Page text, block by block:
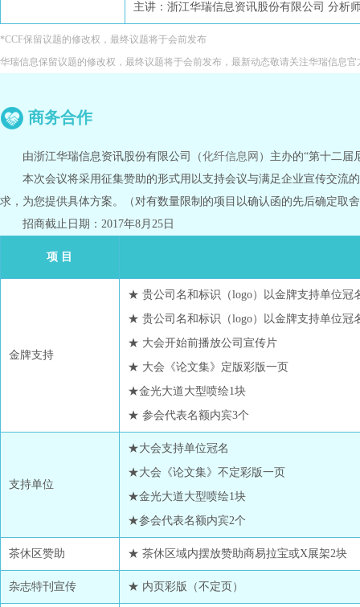
主讲：浙江华瑞信息资讯股份有限公司 分析
*CCF保留议题的修改权，最终议题将于会前发布
华瑞信息保留议题的修改权，最终议题将于会前发布，最新动态敬请关注华瑞信息
商务合作
由浙江华瑞信息资讯股份有限公司（化纤信息网 ）主办的“第十二届
本次会议将采用征集赞助的形式用以支持会议与满足企业宣传交流的
求，为您提供具体方案。（对有数量限制的项目以确认函的先后确定取
招商截止日期：2017年8月25日
项 目
金牌支持
★ 贵公司名和标识（logo）以金牌支持单位冠
★ 贵公司名和标识（logo）以金牌支持单位冠
★ 大会开始前播放公司宣传片
★ 大会《论文集》定版彩版一页
★金光大道大型喷绘1块
★ 参会代表名额内宾3个
支持单位
★大会支持单位冠名
★大会《论文集》不定彩版一页
★金光大道大型喷绘1块
★参会代表名额内宾2个
茶休区赞助 ★ 茶休区域内摆放赞助商易拉宝或X展架2块
杂志特刊宣传 ★ 内页彩版（不定页）